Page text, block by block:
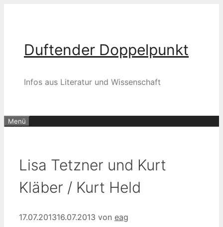
Duftender Doppelpunkt
Infos aus Literatur und Wissenschaft
Menü
Lisa Tetzner und Kurt
Kläber / Kurt Held
17.07.201316.07.2013 von eag